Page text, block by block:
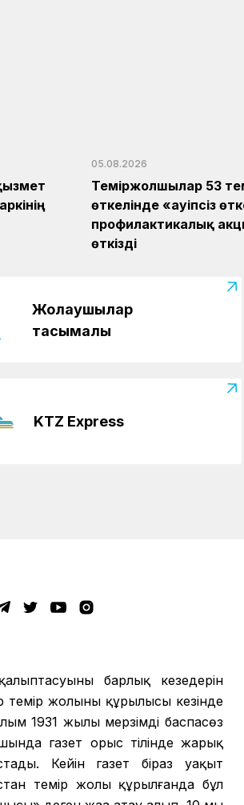
05.08.2026
Теміржолшылар 53
өткелінде «Қауіпсіз
профилактикалық
өткізді
Жолаушылар
тасымалы
KTZ Express
барлық кезеңдерін
темір жолының құрылысы кезінде
1931 жылы мерзімді баспасөз
газет орыс тілінде жарық
Кейін газет біраз уақыт
темір жолы құрылғанда бұл